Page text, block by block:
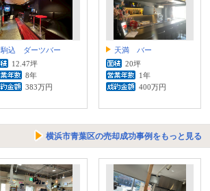
駒込 ダーツバー
12.47坪
8年
383万円
天満 バー
20坪
1年
400万円
横浜市青葉区の売却成功事例をもっと見る